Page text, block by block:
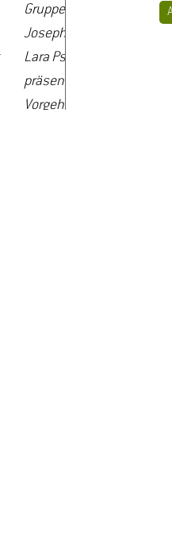
Gruppe 2 (von links nach
Josephine Gryra, Felina
Lara Pschron und Jennifer
präsentierten ihre
Vorgehensweise beim